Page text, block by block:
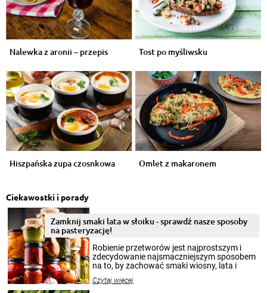
Nalewka z aronii – przepis Tost po myśliwsku
Hiszpańska zupa czosnkowa Omlet z makaronem
Ciekawostki i porady
Zamknij smaki lata w słoiku - sprawdź nasze sposoby
na pasteryzację!
Robienie przetworów jest najprostszym i
zdecydowanie najsmaczniejszym sposobem
na to, by zachować smaki wiosny, lata i
krajobrazów, by cieszyć nimi oko w sezonie
Czytaj więcej